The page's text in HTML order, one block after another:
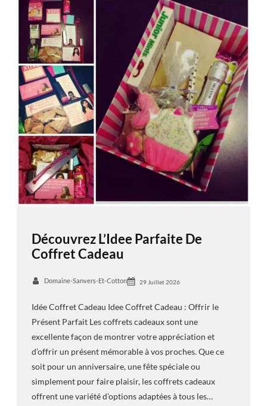
Découvrez L’Idee Parfaite De
Coffret Cadeau
Domaine-Sanvers-Et-Cotton 29 Juillet 2026
Idée Coffret Cadeau Idee Coffret Cadeau : Offrir le
Présent Parfait Les coffrets cadeaux sont une
excellente façon de montrer votre appréciation et
d’offrir un présent mémorable à vos proches. Que ce
soit pour un anniversaire, une fête spéciale ou
simplement pour faire plaisir, les coffrets cadeaux
offrent une variété d’options adaptées à tous les…